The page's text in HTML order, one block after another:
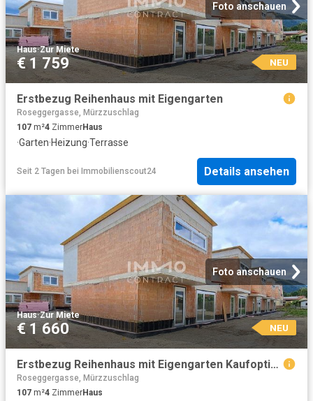
Foto anschauen
Haus·Zur Miete
€ 1 759 NEU
Erstbezug Reihenhaus mit Eigengarten
Roseggergasse, Mürzzuschlag
107 m²4 ZimmerHaus
·Garten·Heizung·Terrasse
Seit 2 Tagen bei Immobilienscout24 Details ansehen
Foto anschauen
Haus·Zur Miete
€ 1 660 NEU
Erstbezug Reihenhaus mit Eigengarten Kaufoption
Roseggergasse, Mürzzuschlag
107 m²4 ZimmerHaus